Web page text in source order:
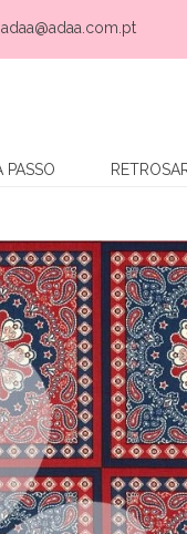
adaa@adaa.com.pt
PASSO